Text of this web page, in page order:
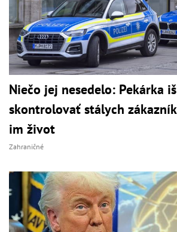
Niečo jej nesedelo: Pekárka
skontrolovať stálych
im život
Zahraničné